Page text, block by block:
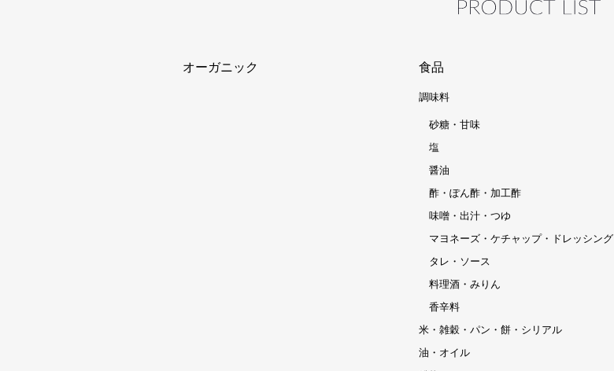
オーガニック 食品
調味料
砂糖・甘味
塩
醤油
酢・ぽん酢・加工酢
味噌・出汁・つゆ
マヨネーズ・ケチャップ・ドレッシング
タレ・ソース
料理酒・みりん
香辛料
米・雑穀・パン・餅・シリアル
油・オイル